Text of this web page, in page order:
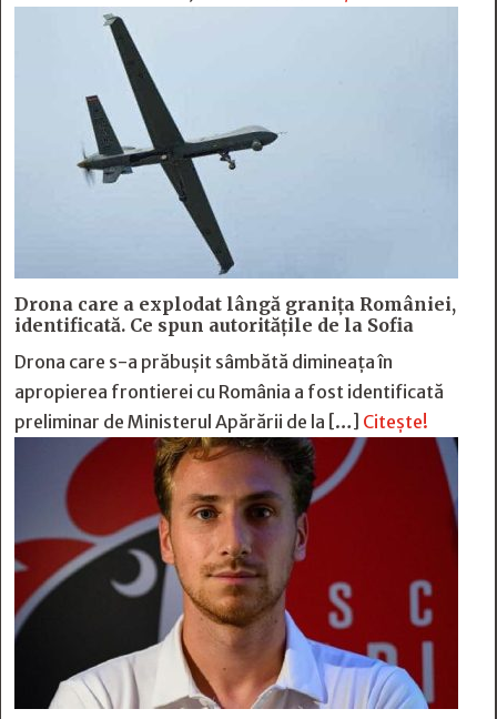
Drona care a explodat lângă granița României,
identificată. Ce spun autoritățile de la Sofia
Drona care s-a prăbușit sâmbătă dimineața în
apropierea frontierei cu România a fost identificată
preliminar de Ministerul Apărării de la […] Citește!